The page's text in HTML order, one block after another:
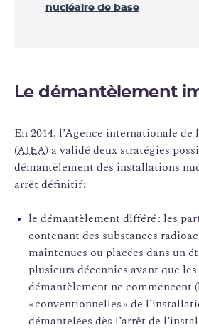
nucléaire de base
Le démantèlement
En 2014, l’Agence internationale de
(AIEA) a validé deux stratégies
démantèlement des installations
arrêt définitif :
le démantèlement différé : les
contenant des substances
maintenues ou placées dans un
plusieurs décennies avant que
démantèlement ne commencent
« conventionnelles » de
démantelées dès l’arrêt de